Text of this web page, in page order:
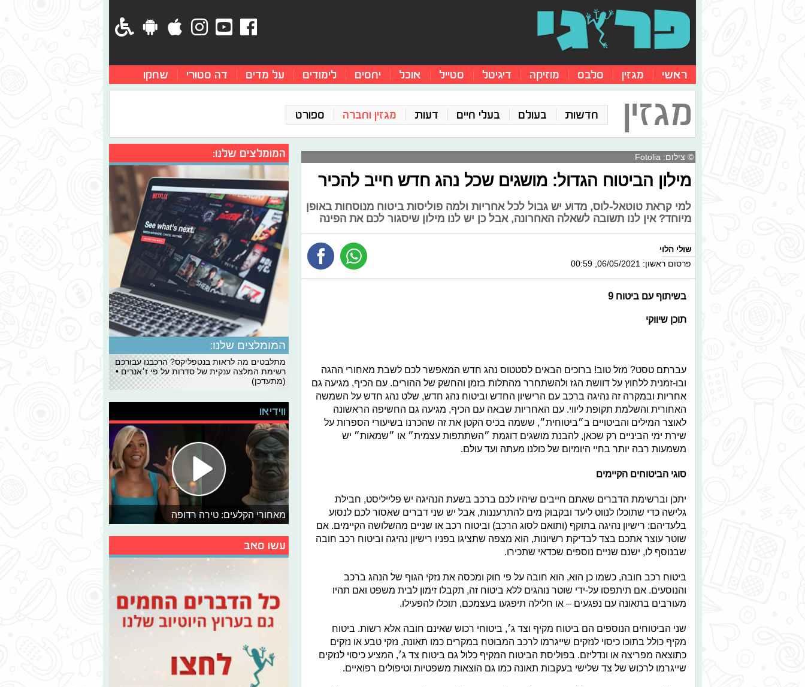
ראשי מגזין סלבס מוזיקה דיגיטל סטייל אוכל יחסים לימודים על מדים דה סטורי שחקו
מגזין חדשות בעולם בעלי חיים דעות מגזין וחברה ספורט
© צילום: Fotolia
מילון הביטוח הגדול: מושגים שכל נהג חדש חייב להכיר
למי קראת טוטאל-לוס, מדוע יש גבול לכל אחריות ולמה פוליסות ביטוח מנוסחות באופן
מיוחד? אין לנו תשובה לשאלה האחרונה, אבל כן יש לנו מילון שיסגור לכם את הפינה
שולי הלוי
פרסום ראשון: 06/05/2021, 00:59
בשיתוף עם ביטוח 9
תוכן שיווקי
עברתם טסט? מזל טוב! ברוכים הבאים לסטטוס נהג חדש המאפשר לכם לשבת מאחורי ההגה
ובו-זמנית ללחוץ על דוושת הגז ולהשתחרר מהתלות בזמן והחשק של ההורים. עם הכיף, מגיעה גם
אחריות ובמקרה זה נהיגה ברכב עם הרישיון החדש וביטוח נהג חדש, שלט נהג חדש על השמשה
האחורית והשלמת תקופת ליווי. עם האחריות שבאה עם הכיף, מגיעה גם החשיפה הראשונה
לאוצר המילים והביטויים ב״ביטוחית״, ששמה בכיס הקטן את זה שהכרנו בשיעורי הספרות על
שירת ימי הביניים רק שכאן, להבנת מושגים דוגמת ״השתתפות עצמית״ או ״שמאות״ יש
משמעות רבה יותר בחיי היומיום של כולנו מעתה ועד עולם.
סוגי הביטוחים הקיימים
יתכן וברשימת הדברים שאתם חייבים שיהיו לכם ברכב בשעת הנהיגה יש פלייליסט, חבילת
גלישה כדי שתוכלו לנווט ליעד ובקבוק מים להתרעננות, אבל יש שני דברים שאסור לכם לנסוע
בלעדיהם: רישיון נהיגה בתוקף (ותואם לסוג הרכב) וביטוח רכב או שניים מהשלושה הקיימים. אם
שוטר עוצר אתכם בצד לבדיקת רשיונות, הוא מצפה שתציגו בפניו רישיון נהיגה וביטוח רכב חובה
שבנוסף לו, ישנם שניים נוספים שכדאי שתכירו.
ביטוח רכב חובה, כשמו כן הוא, הוא חובה על פי חוק ומכסה את נזקי הגוף של הנהג ברכב
והנוסעים. אם תיתפסו על-ידי שוטר נוהגים ללא ביטוח זה, תקבלו זימון לבית משפט ואם תהיו
מעורבים בתאונה עם נפגעים – או חלילה תיפגעו בעצמכם, תוכלו להפעילו.
שני הביטוחים הנוספים הם ביטוח מקיף וצד ג׳, ביטוחי רכוש שאינם חובה אלא רשות. ביטוח
מקיף כולל בתוכו כיסוי לנזקים שייגרמו לרכב המבוטח במקרים כמו תאונה, נזקי טבע או נזקים
כתוצאה מפריצה או ונדליזם. בפוליסת הביטוח המקיף כלול גם ביטוח צד ג׳, המציע כיסוי לנזקים
שייגרמו לרכוש של צד שלישי בעקבות תאונה כמו גם הוצאות משפטיות וטיפולים רפואיים.
המומלצים שלנו:
המומלצים שלנו:
מתלבטים מה לראות בנטפליקס? הרכבנו עבורכם
רשימת המלצה ענקית של סדרות על פי ז׳אנרים •
(מתעדכן)
ווידיאו
מאחורי הקלעים: טירה רדופה
עשו סאב